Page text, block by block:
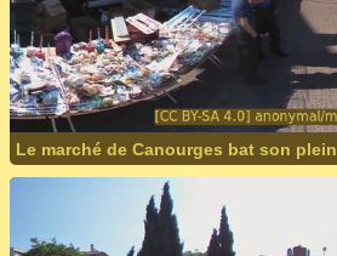
Le marché de Canourges bat son plein